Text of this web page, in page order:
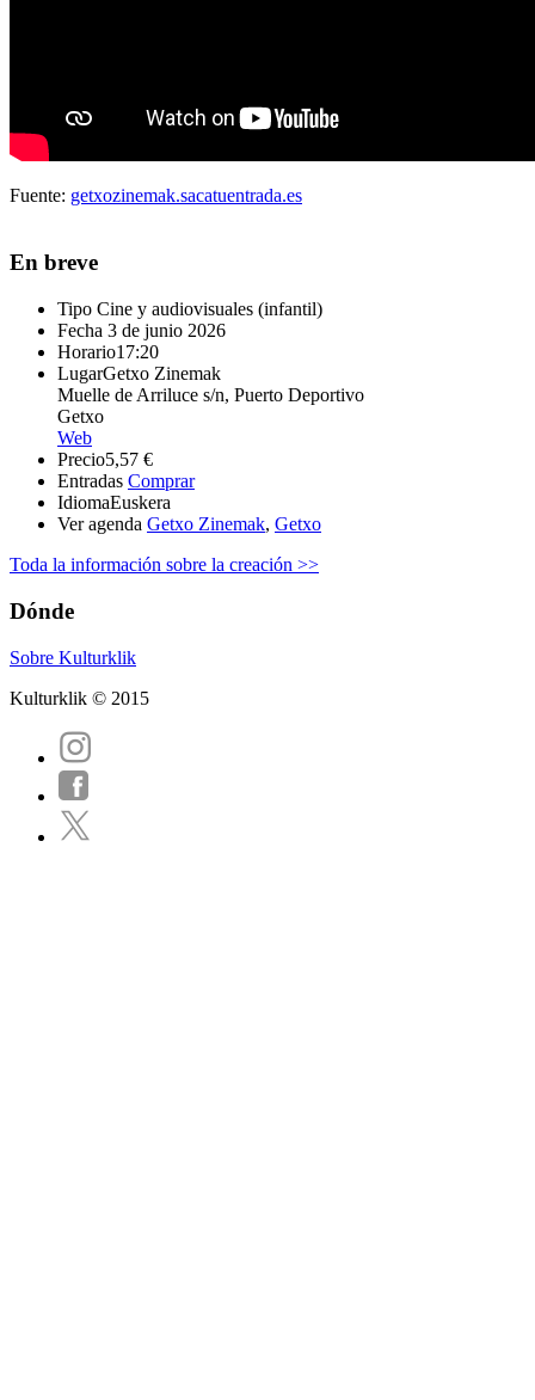
Fuente: getxozinemak.sacatuentrada.es
En breve
Tipo Cine y audiovisuales (infantil)
Fecha 3 de junio 2026
Horario17:20
LugarGetxo Zinemak
Muelle de Arriluce s/n, Puerto Deportivo
Getxo
Web
Precio5,57 €
Entradas Comprar
IdiomaEuskera
Ver agenda Getxo Zinemak, Getxo
Toda la información sobre la creación >>
Dónde
Sobre Kulturklik
Kulturklik © 2015